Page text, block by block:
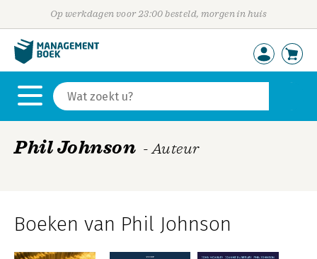
Op werkdagen voor 23:00 besteld, morgen in huis
Phil Johnson - Auteur
Boeken van Phil Johnson